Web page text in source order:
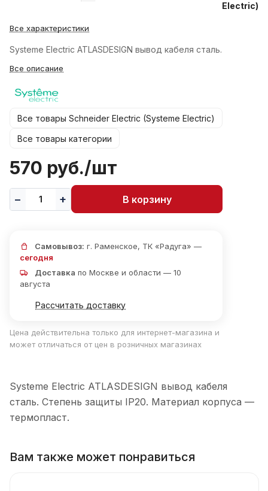
Electric)
Все характеристики
Systeme Electric ATLASDESIGN вывод кабеля сталь.
Все описание
Все товары Schneider Electric (Systeme Electric)
Все товары категории
570 руб./шт
В корзину
Самовывоз: г. Раменское, ТК «Радуга» —
сегодня
Доставка по Москве и области — 10
августа
Рассчитать доставку
Цена действительна только для интернет-магазина и
может отличаться от цен в розничных магазинах
Systeme Electric ATLASDESIGN вывод кабеля
сталь. Степень защиты IP20. Материал корпуса —
термопласт.
Вам также может понравиться